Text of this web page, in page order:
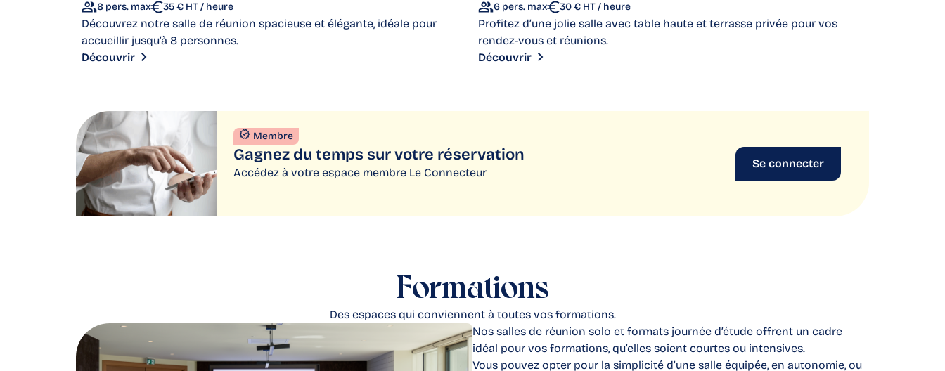
8 pers. max 35 € HT / heure
Découvrez notre salle de réunion spacieuse et élégante, idéale pour
accueillir jusqu’à 8 personnes.
Découvrir
6 pers. max 30 € HT / heure
Profitez d’une jolie salle avec table haute et terrasse privée pour vos
rendez-vous et réunions.
Découvrir
Membre
Gagnez du temps sur votre réservation​
Accédez à votre espace membre Le Connecteur
Se connecter
Formations
Des espaces qui conviennent à toutes vos formations.
Nos salles de réunion solo et formats journée d’étude offrent un cadre
idéal pour vos formations, qu’elles soient courtes ou intensives.
Vous pouvez opter pour la simplicité d’une salle équipée, en autonomie, ou